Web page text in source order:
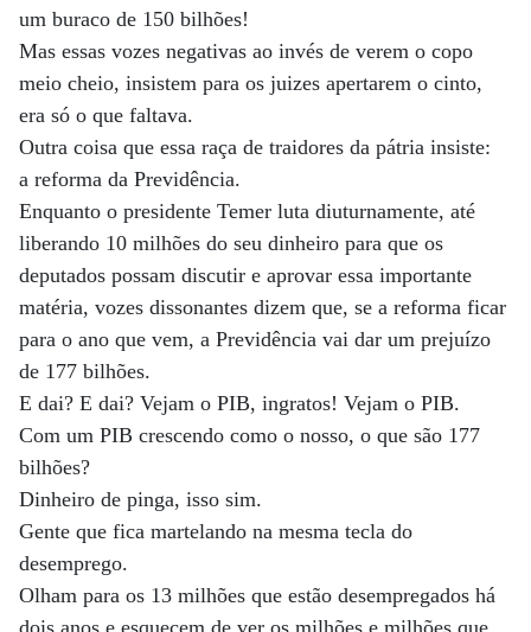
um buraco de 150 bilhões!
Mas essas vozes negativas ao invés de verem o copo
meio cheio, insistem para os juizes apertarem o cinto,
era só o que faltava.
Outra coisa que essa raça de traidores da pátria insiste:
a reforma da Previdência.
Enquanto o presidente Temer luta diuturnamente, até
liberando 10 milhões do seu dinheiro para que os
deputados possam discutir e aprovar essa importante
matéria, vozes dissonantes dizem que, se a reforma ficar
para o ano que vem, a Previdência vai dar um prejuízo
de 177 bilhões.
E dai? E dai? Vejam o PIB, ingratos! Vejam o PIB.
Com um PIB crescendo como o nosso, o que são 177
bilhões?
Dinheiro de pinga, isso sim.
Gente que fica martelando na mesma tecla do
desemprego.
Olham para os 13 milhões que estão desempregados há
dois anos e esquecem de ver os milhões e milhões que